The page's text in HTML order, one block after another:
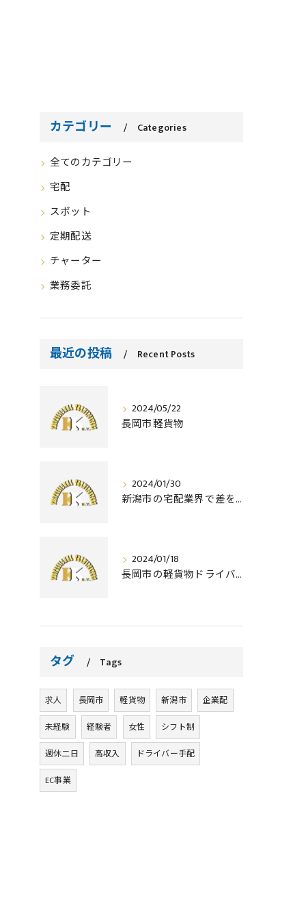
カテゴリー Categories
全てのカテゴリー
宅配
スポット
定期配送
チャーター
業務委託
最近の投稿 Recent Posts
2024/05/22
長岡市軽貨物
2024/01/30
新潟市の宅配業界で差をつける！配達ドライバーに必要な資格とは？
2024/01/18
長岡市の軽貨物ドライバー｜業務委託、求人しております！
タグ Tags
求人 長岡市 軽貨物 新潟市
企業配
未経験
経験者 女性
シフト制
週休二日
高収入
ドライバー手配
EC事業